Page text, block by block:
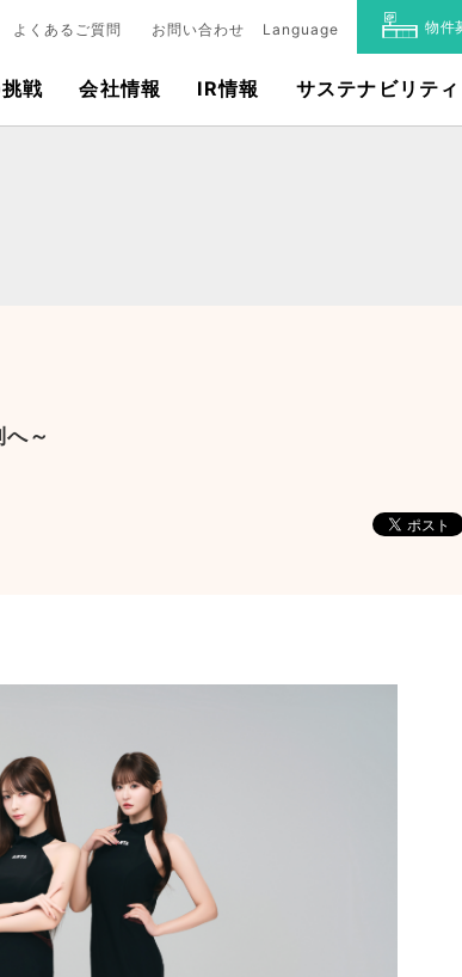
～
よくあるご質問 お問い合わせ Language 物件
戦 会社情報 IR情報 サステナビリティ